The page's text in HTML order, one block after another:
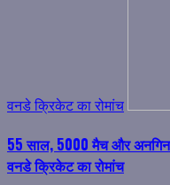
वनडे क्रिकेट का रोमांच
55 साल, 5000 मैच और
वनडे क्रिकेट का रोमांच